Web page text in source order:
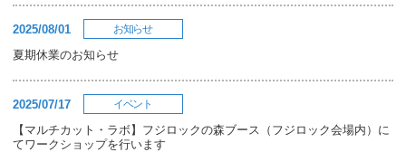
2025/08/01 お知らせ
夏期休業のお知らせ
2025/07/17 イベント
【マルチカット・ラボ】フジロックの森ブース（フジロック会場内）に
てワークショップを行います